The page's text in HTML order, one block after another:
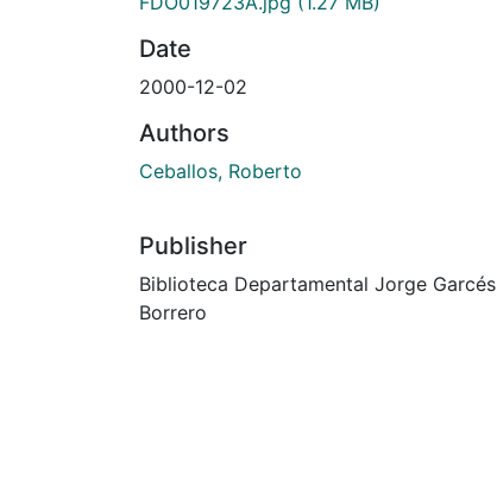
Date
2000-12-02
Authors
Ceballos, Roberto
Publisher
Biblioteca Departamental Jorge Garcés
Borrero